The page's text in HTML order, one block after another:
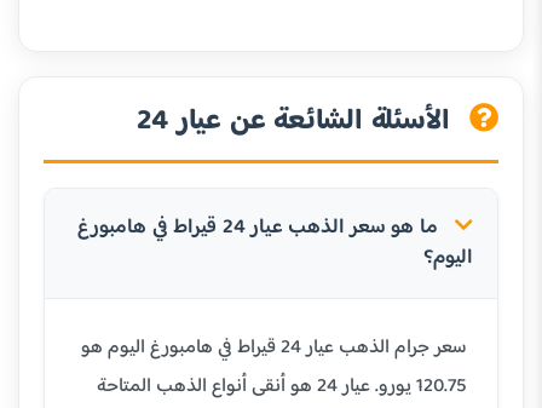
الأسئلة الشائعة عن عيار 24
ما هو سعر الذهب عيار 24 قيراط في هامبورغ
اليوم؟
سعر جرام الذهب عيار 24 قيراط في هامبورغ اليوم هو
120.75 يورو. عيار 24 هو أنقى أنواع الذهب المتاحة